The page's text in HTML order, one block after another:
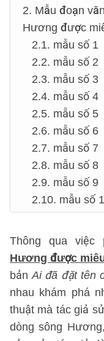
2. Mẫu đoạn
Hương được
2.1. mẫu số 1
2.2. mẫu số 2
2.3. mẫu số 3
2.4. mẫu số 4
2.5. mẫu số 5
2.6. mẫu số 6
2.7. mẫu số 7
2.8. mẫu số 8
2.9. mẫu số 9
2.10. mẫu số
Thông qua việc
Hương được
bảnAi đã đặt tên
nhau khám phá
thuật mà tác giả
dòng sông